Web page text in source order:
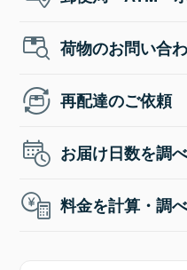
荷物のお問い合
再配達のご依頼
お届け日数を調
料金を計算・調